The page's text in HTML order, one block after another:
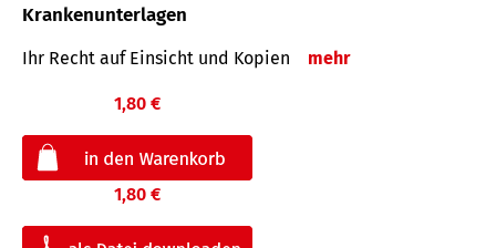
Krankenunterlagen
Ihr Recht auf Einsicht und Kopien mehr
1,80 €
1,80 €